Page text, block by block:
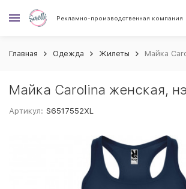
Рекламно-производственная компания
Главная Одежда Жилеты Майка
Майка Carolina женская,
Артикул: S6517552XL